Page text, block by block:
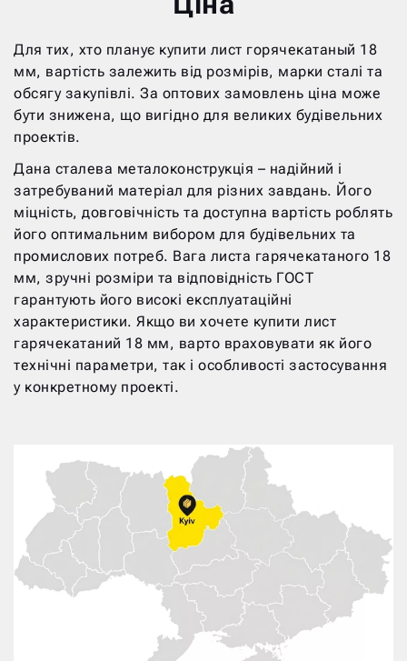
Для тих, хто планує купити лист горячекатаный 18
мм, вартість залежить від розмірів, марки сталі та
обсягу закупівлі. За оптових замовлень ціна може
бути знижена, що вигідно для великих будівельних
проектів.
Дана сталева металоконструкція – надійний і
затребуваний матеріал для різних завдань. Його
міцність, довговічність та доступна вартість роблять
його оптимальним вибором для будівельних та
промислових потреб. Вага листа гарячекатаного 18
мм, зручні розміри та відповідність ГОСТ
гарантують його високі експлуатаційні
характеристики. Якщо ви хочете купити лист
гарячекатаний 18 мм, варто враховувати як його
технічні параметри, так і особливості застосування
у конкретному проекті.